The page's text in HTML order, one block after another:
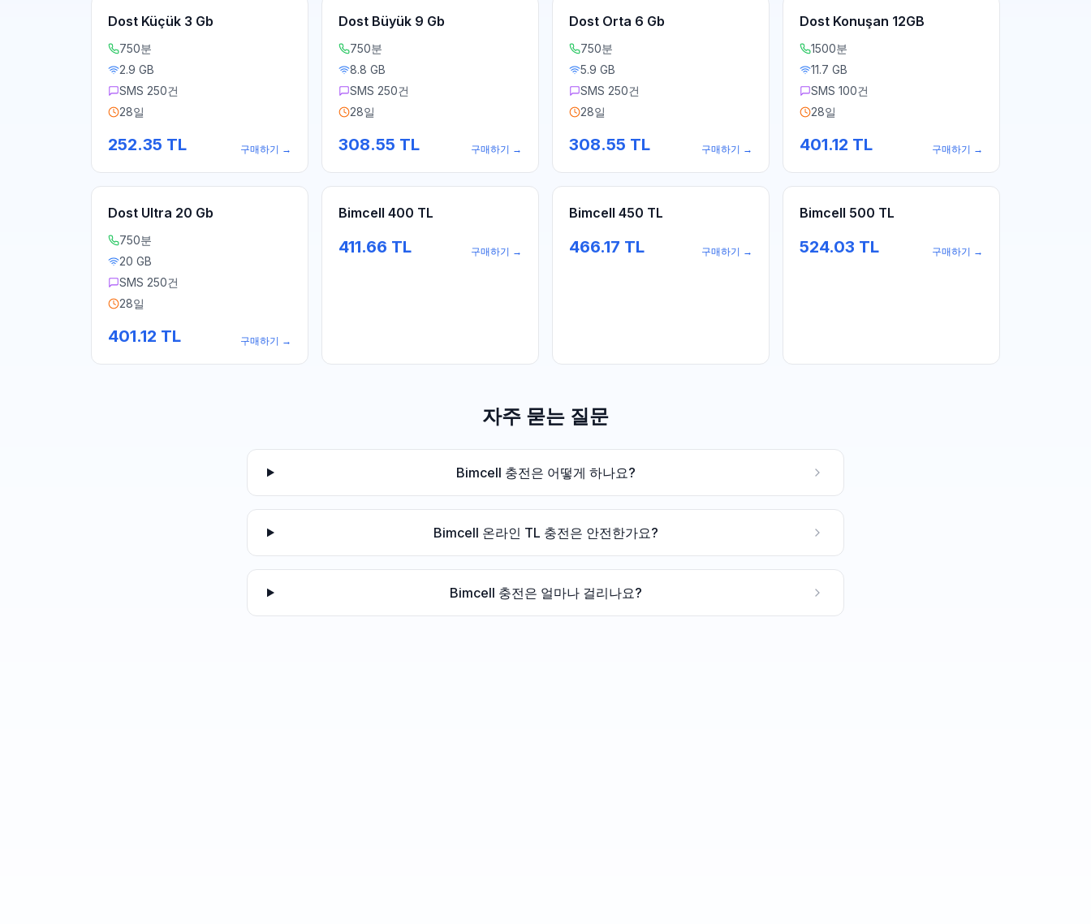
Dost Küçük 3 Gb
750분
2.9 GB
SMS 250건
28일
252.35 TL 구매하기 →
Dost Büyük 9 Gb
750분
8.8 GB
SMS 250건
28일
308.55 TL 구매하기 →
Dost Orta 6 Gb
750분
5.9 GB
SMS 250건
28일
308.55 TL 구매하기 →
Dost Konuşan 12GB
1500분
11.7 GB
SMS 100건
28일
401.12 TL 구매하기 →
Dost Ultra 20 Gb
750분
20 GB
SMS 250건
28일
401.12 TL 구매하기 →
Bimcell 400 TL
411.66 TL 구매하기 →
Bimcell 450 TL
466.17 TL 구매하기 →
Bimcell 500 TL
524.03 TL 구매하기 →
자주 묻는 질문
Bimcell 충전은 어떻게 하나요?
Bimcell 온라인 TL 충전은 안전한가요?
Bimcell 충전은 얼마나 걸리나요?